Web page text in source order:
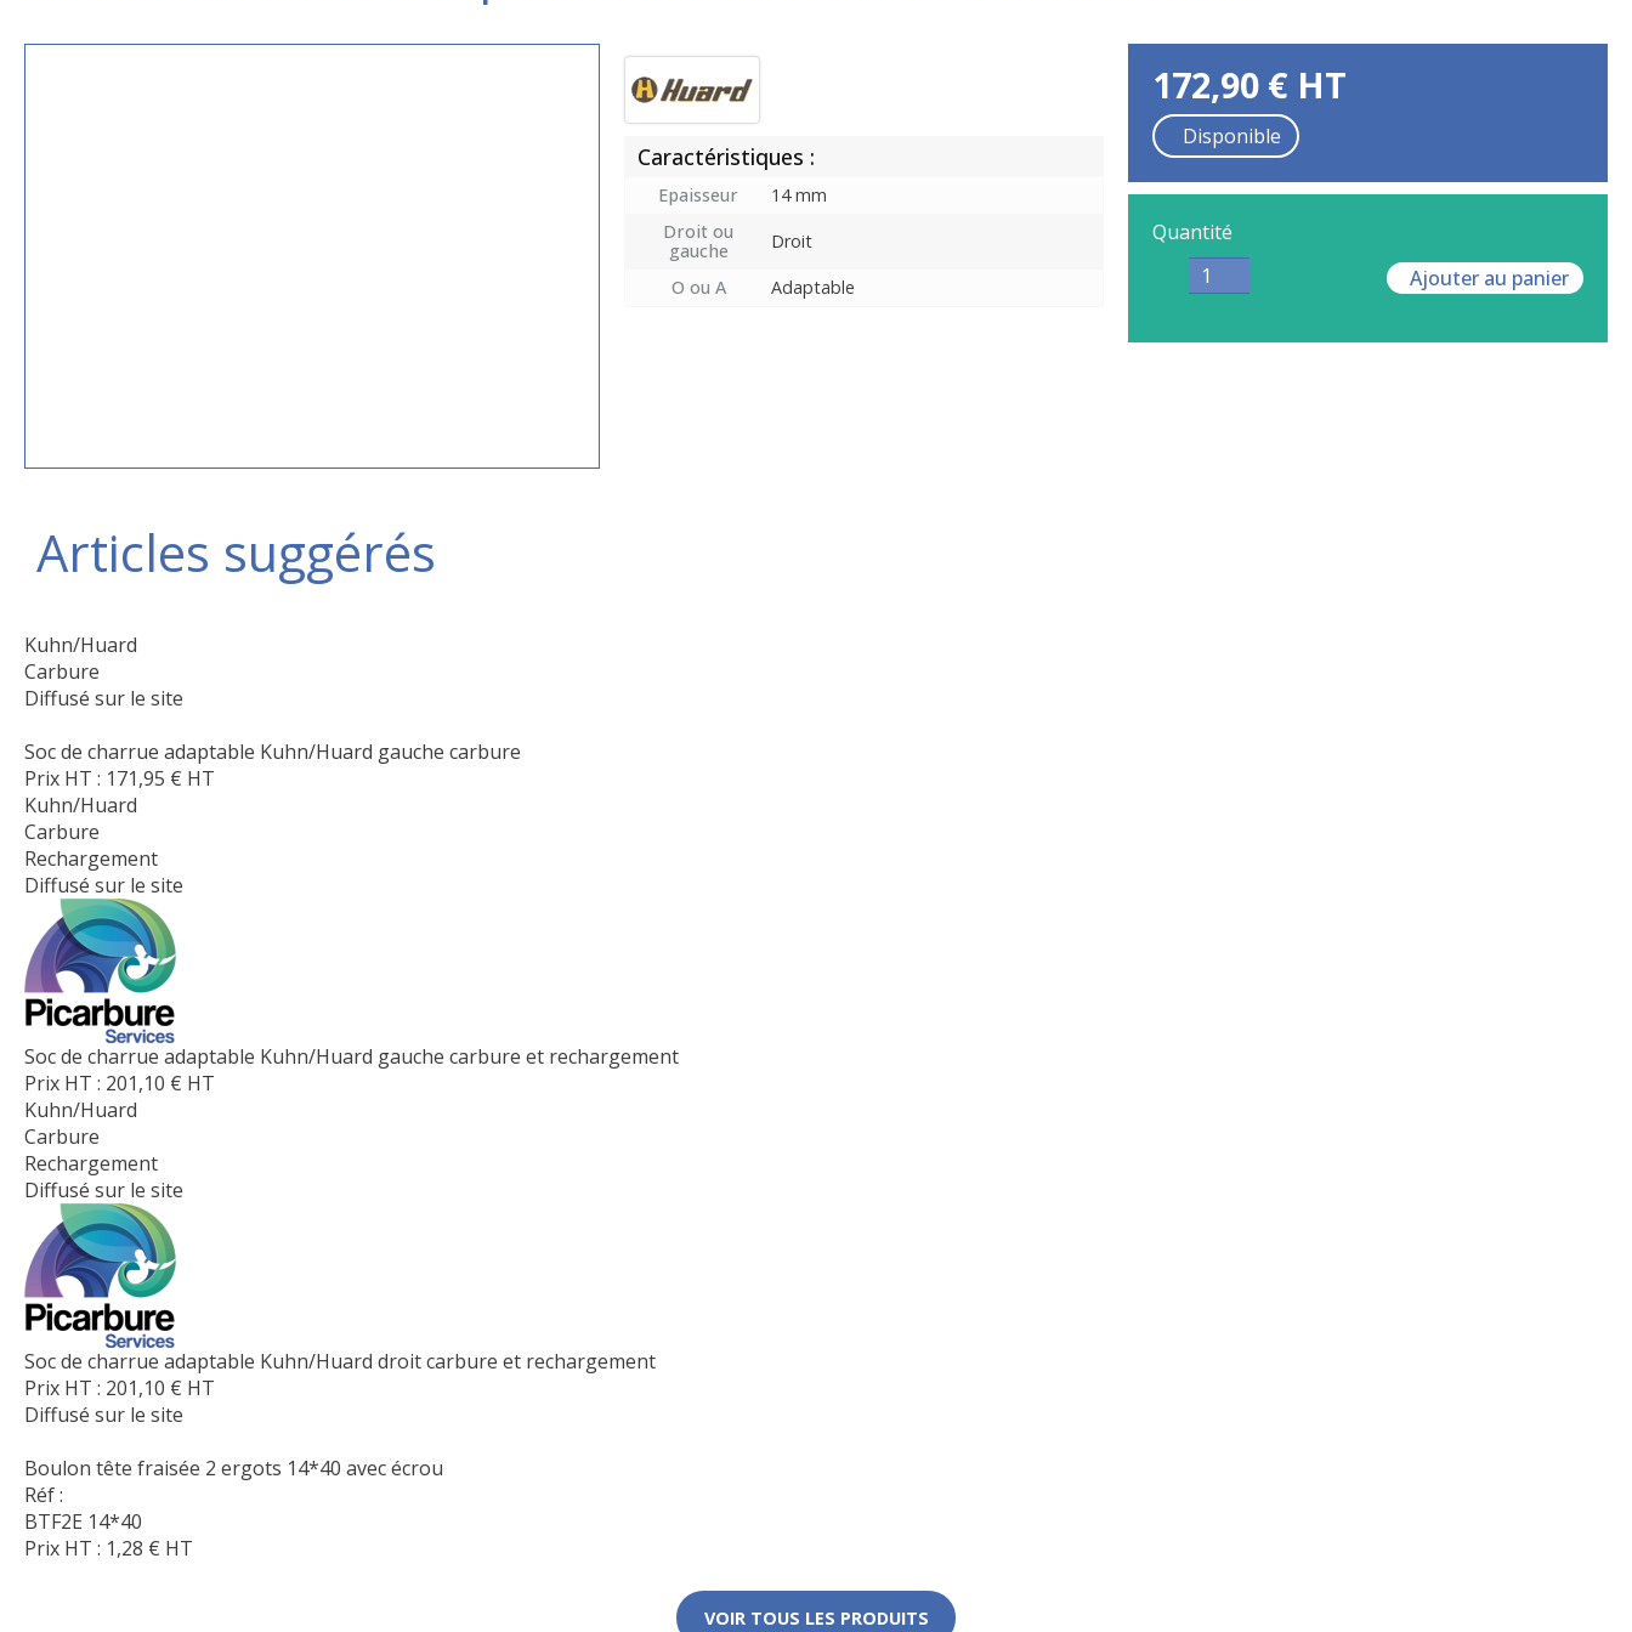
Caractéristiques :
Epaisseur
14 mm
Droit ou
gauche
Droit
O ou A
Adaptable
172,90 € HT
Disponible
Quantité
Ajouter au panier
Articles suggérés
Kuhn/Huard
Carbure
Diffusé sur le site
Soc de charrue adaptable Kuhn/Huard gauche carbure
Prix HT : 171,95 € HT
Kuhn/Huard
Carbure
Rechargement
Diffusé sur le site
Soc de charrue adaptable Kuhn/Huard gauche carbure et rechargement
Prix HT : 201,10 € HT
Kuhn/Huard
Carbure
Rechargement
Diffusé sur le site
Soc de charrue adaptable Kuhn/Huard droit carbure et rechargement
Prix HT : 201,10 € HT
Diffusé sur le site
Boulon tête fraisée 2 ergots 14*40 avec écrou
Réf :
BTF2E 14*40
Prix HT : 1,28 € HT
VOIR TOUS LES PRODUITS